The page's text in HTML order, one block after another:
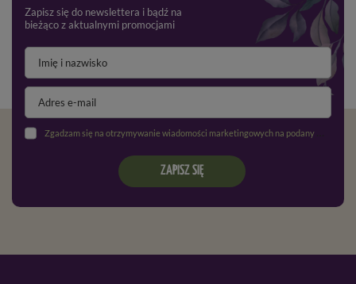
Zapisz się do newslettera i bądź na
bieżąco z aktualnymi promocjami
Zgadzam się na otrzymywanie wiadomości marketingowych na podany adres e-mail oraz przetwarzanie danych osobowych zgodnie z
ZAPISZ SIĘ